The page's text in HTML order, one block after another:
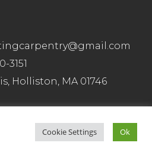
3151
Holliston, MA 01746
Cookie Settings Ok